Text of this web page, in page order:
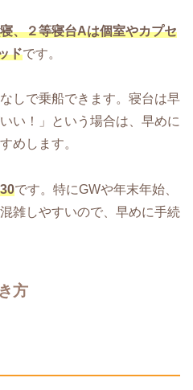
、２等寝台Aは個室やカプセ
ドです。
しで乗船できます。寝台は早
い！」という場合は、早めに
めします。
です。特にGWや年末年始、
雑しやすいので、早めに手続
方